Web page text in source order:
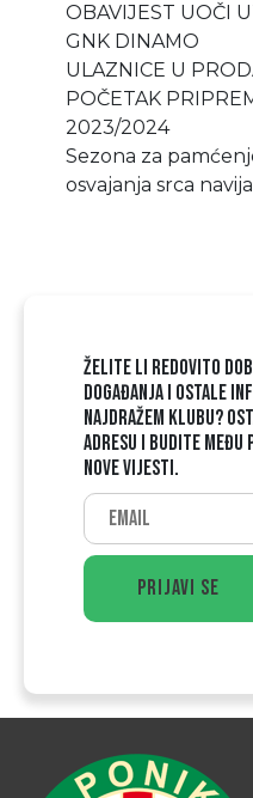
OBAVIJEST UOČI
GNK DINAMO
ULAZNICE U
POČETAK
2023/2024
Sezona za
osvajanja srca
ŽELITE LI REDOVITO
DOGAĐANJA I OSTALE
NAJDRAŽEM KLUBU?
ADRESU I BUDITE MEĐU
NOVE VIJESTI.